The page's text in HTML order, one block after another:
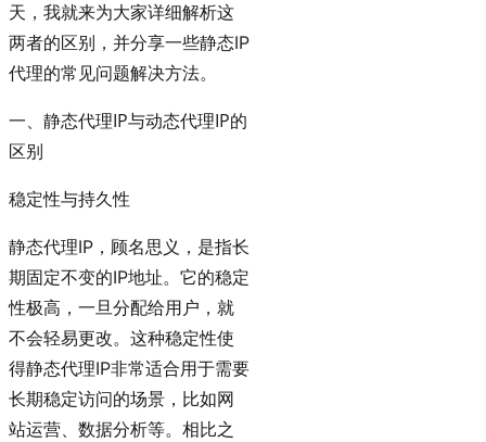
天，我就来为大家详细解析这
两者的区别，并分享一些静态IP
代理的常见问题解决方法。
一、静态代理IP与动态代理IP的
区别
稳定性与持久性
静态代理IP，顾名思义，是指长
期固定不变的IP地址。它的稳定
性极高，一旦分配给用户，就
不会轻易更改。这种稳定性使
得静态代理IP非常适合用于需要
长期稳定访问的场景，比如网
站运营、数据分析等。相比之